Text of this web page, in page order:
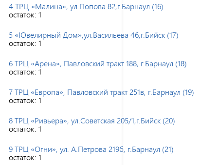
4 ТРЦ «Малина», ул.Попова 82,г.Барнаул (16)
остаток: 1
5 «Ювелирный Дом»,ул.Васильева 46,г.Бийск (17)
остаток: 1
6 ТРЦ «Арена», Павловский тракт 188, г.Барнаул (18)
остаток: 1
7 ТРЦ «Европа», Павловский тракт 251в, г.Барнаул (19)
остаток: 1
8 ТРЦ «Ривьера», ул.Советская 205/1,г.Бийск (20)
остаток: 1
9 ТРЦ «Огни», ул. А.Петрова 219б, г.Барнаул (21)
остаток: 1